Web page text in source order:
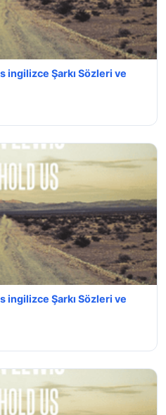
ingilizce Şarkı Sözleri ve
ingilizce Şarkı Sözleri ve